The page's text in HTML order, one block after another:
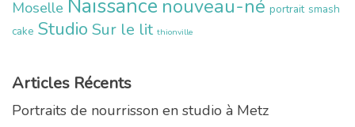
Moselle Naissance nouveau-né portrait smash
cake Studio Sur le lit thionville
Articles Récents
Portraits de nourrisson en studio à Metz